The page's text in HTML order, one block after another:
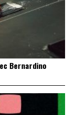
Bernardino